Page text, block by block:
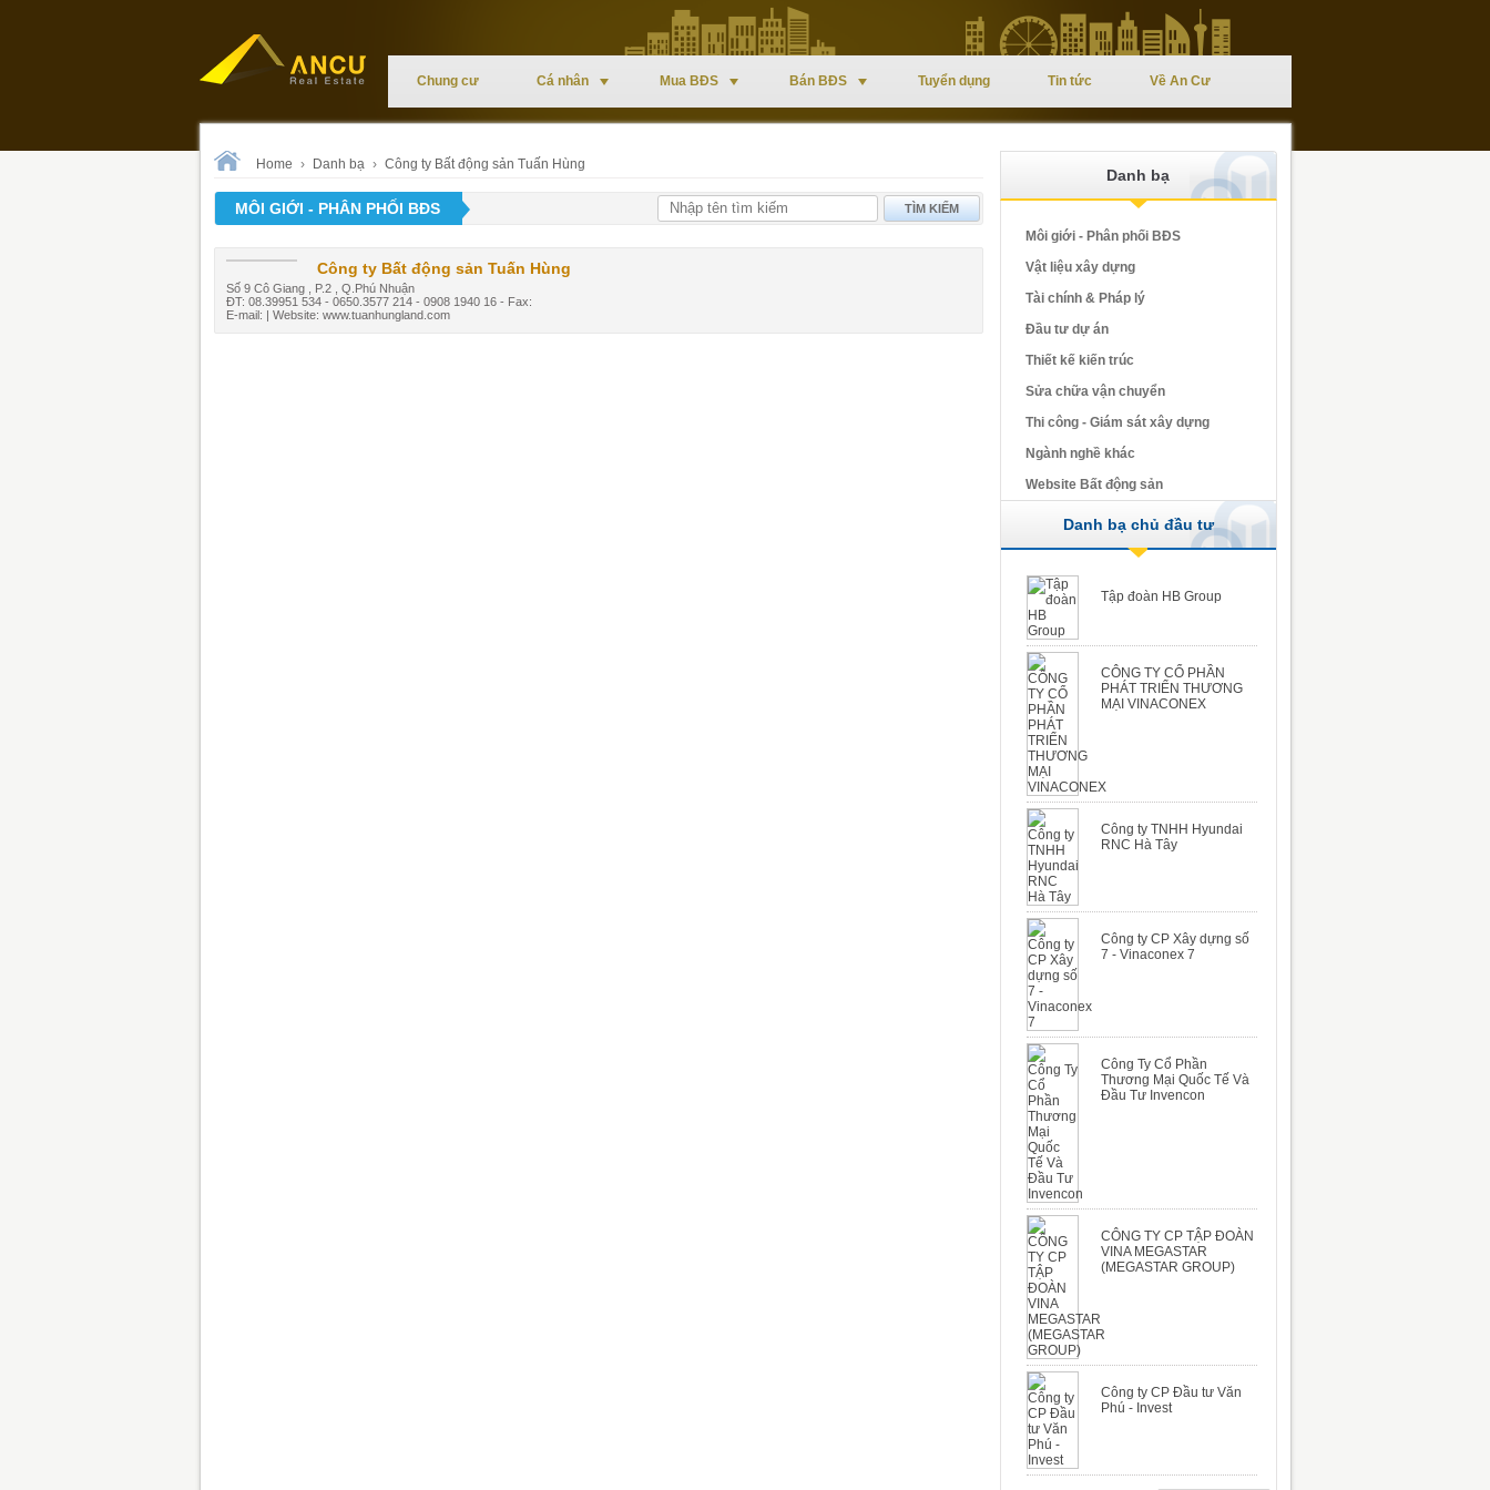
Chung cư Cá nhân Mua BĐS Bán BĐS Tuyển dụng Tin tức Về An Cư
Home › Danh bạ › Công ty Bất động sản Tuấn Hùng
MÔI GIỚI - PHÂN PHỐI BĐS TÌM KIẾM
Công ty Bất động sản Tuấn Hùng
Số 9 Cô Giang , P.2 , Q.Phú Nhuận
ĐT: 08.39951 534 - 0650.3577 214 - 0908 1940 16 - Fax:
E-mail: | Website: www.tuanhungland.com
Danh bạ
Môi giới - Phân phối BĐS
Vật liệu xây dựng
Tài chính & Pháp lý
Đầu tư dự án
Thiết kế kiến trúc
Sửa chữa vận chuyển
Thi công - Giám sát xây dựng
Ngành nghề khác
Website Bất động sản
Danh bạ chủ đầu tư
Tập đoàn HB Group
CÔNG TY CỔ PHẦN
PHÁT TRIỂN THƯƠNG
MẠI VINACONEX
Công ty TNHH Hyundai
RNC Hà Tây
Công ty CP Xây dựng số
7 - Vinaconex 7
Công Ty Cổ Phần
Thương Mại Quốc Tế Và
Đầu Tư Invencon
CÔNG TY CP TẬP ĐOÀN
VINA MEGASTAR
(MEGASTAR GROUP)
Công ty CP Đầu tư Văn
Phú - Invest